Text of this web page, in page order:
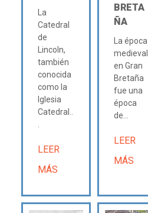
La
Catedral
de
Lincoln,
también
conocida
como la
Iglesia
Catedral..
.
LEER
MÁS
BRETA
ÑA
La época
medieval
en Gran
Bretaña
fue una
época
de...
LEER
MÁS